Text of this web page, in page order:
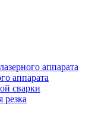
аппарата
аппарата
сварки
резка